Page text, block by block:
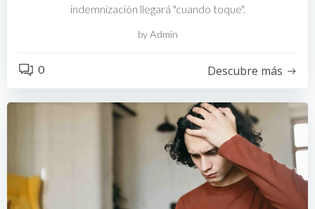
indemnización llegará "cuando toque".
byAdmin
0 Descubre más